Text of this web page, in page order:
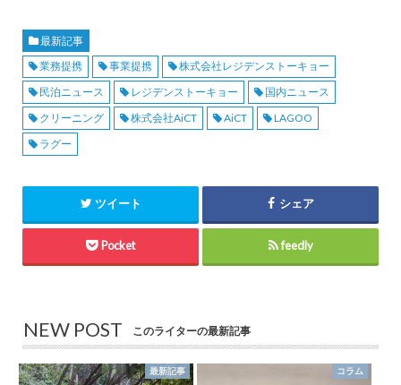
最新記事
業務提携
事業提携
株式会社レジデンストーキョー
民泊ニュース
レジデンストーキョー
国内ニュース
クリーニング
株式会社AiCT AiCT
LAGOO
ラグー
ツイート シェア
Pocket feedly
NEW POST このライターの最新記事
最新記事 コラム